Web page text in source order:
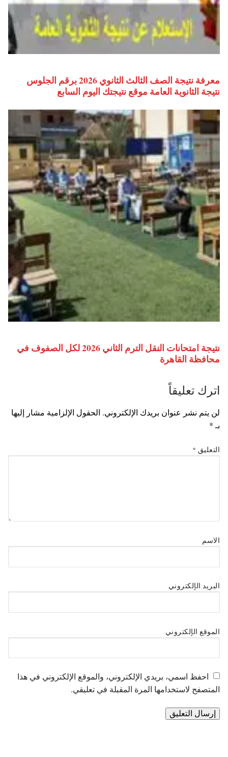
معرفة نتيجة الصف الثالث الثانوي 2026 برقم الجلوس
نتيجة الثانوية العامة موقع نتيجتك اليوم السابع
نتيجة امتحانات النقل الترم الثاني 2026 لكل الصفوف في
محافظة القاهرة
اترك تعليقاً
لن يتم نشر عنوان بريدك الإلكتروني. الحقول الإلزامية مشار إليها
بـ *
التعليق *
الاسم
البريد الإلكتروني
الموقع الإلكتروني
احفظ اسمي، بريدي الإلكتروني، والموقع الإلكتروني في هذا
المتصفح لاستخدامها المرة المقبلة في تعليقي.